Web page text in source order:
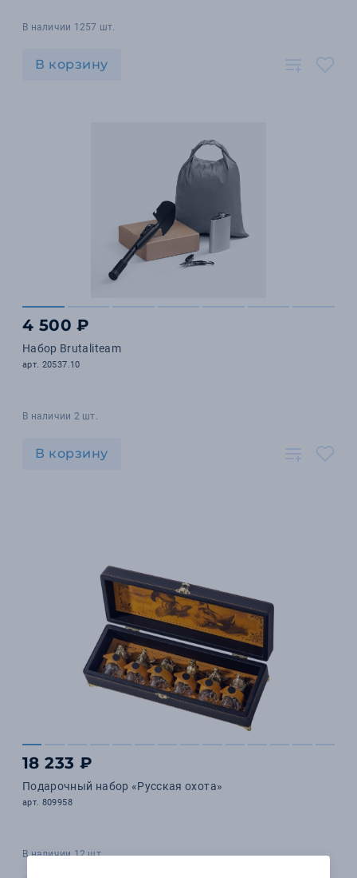
В наличии 1257 шт.
В корзину
4 500 ₽
Набор Brutaliteam
арт. 20537.10
В наличии 2 шт.
В корзину
18 233 ₽
Подарочный набор «Русская охота»
арт. 809958
В наличии 12 шт.